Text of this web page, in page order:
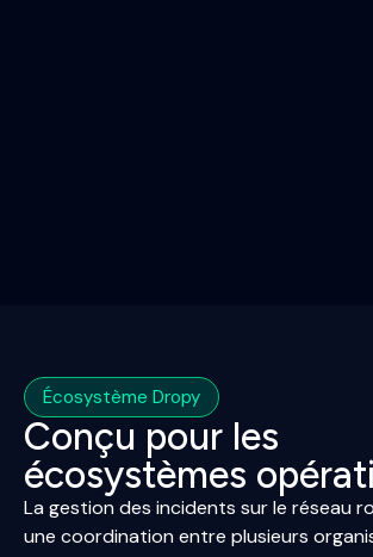
Écosystème Dropy
Conçu pour les
écosystèmes
La gestion des incidents sur le réseau
une coordination entre plusieurs